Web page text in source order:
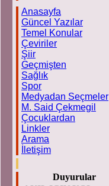
Anasayfa
Güncel Yazılar
Temel Konular
Çeviriler
Şiir
Geçmişten
Sağlık
Spor
Medyadan Seçmeler
M. Said Çekmegil
Çocuklardan
Linkler
Arama
İletişim
Duyurular